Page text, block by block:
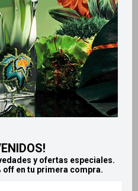
y ofertas especiales.
off en tu primera compra.
Llega MAÑANA